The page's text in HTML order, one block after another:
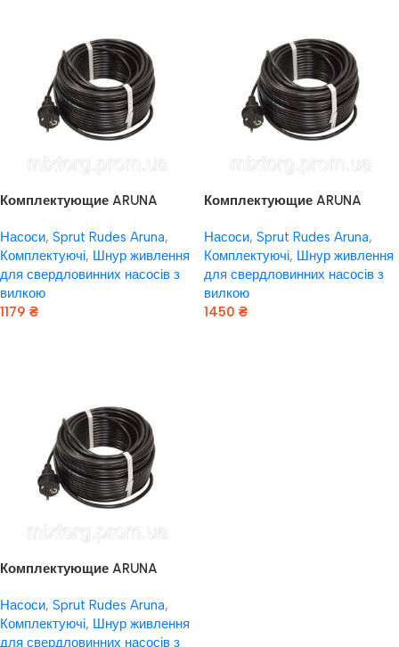
Комплектующие ARUNA
свердловинних насосів з
вилкою 3 × 1,0мм2 – 40м
Насоси, Sprut Rudes Aruna,
Комплектуючі, Шнур живлення
для свердловинних насосів з
вилкою
1179 ₴
Комплектующие ARUNA
свердловинних насосів з
вилкою 3 × 1,0мм2 – 50м
Насоси, Sprut Rudes Aruna,
Комплектуючі, Шнур живлення
для свердловинних насосів з
вилкою
1450 ₴
Комплектующие ARUNA
свердловинних насосів з
вилкою 3 × 1,5мм2 – 40м
Насоси, Sprut Rudes Aruna,
Комплектуючі, Шнур живлення
для свердловинних насосів з